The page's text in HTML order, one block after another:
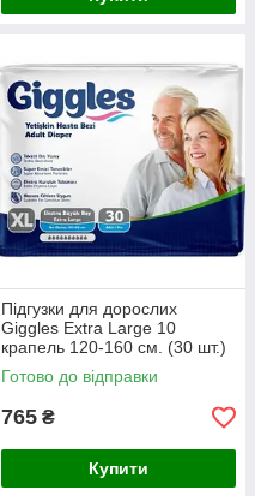
Підгузки для дорослих
Giggles Extra Large 10
крапель 120-160 см. (30 шт.)
Готово до відправки
765 ₴
Купити